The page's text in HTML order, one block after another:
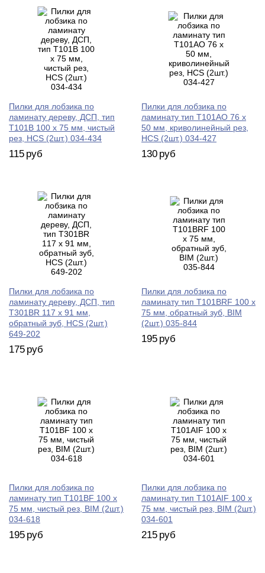
Пилки для лобзика по
ламинату дереву, ДСП, тип
T101B 100 х 75 мм, чистый
рез, HCS (2шт.) 034-434
115 руб
Пилки для лобзика по
ламинату тип T101AO 76 х
50 мм, криволинейный рез,
HCS (2шт.) 034-427
130 руб
Пилки для лобзика по
ламинату дереву, ДСП, тип
T301BR 117 х 91 мм,
обратный зуб, HCS (2шт.)
649-202
175 руб
Пилки для лобзика по
ламинату тип T101BRF 100 х
75 мм, обратный зуб, BIM
(2шт.) 035-844
195 руб
Пилки для лобзика по
ламинату тип T101BF 100 х
75 мм, чистый рез, BIM (2шт.)
034-618
195 руб
Пилки для лобзика по
ламинату тип T101AIF 100 х
75 мм, чистый рез, BIM (2шт.)
034-601
215 руб